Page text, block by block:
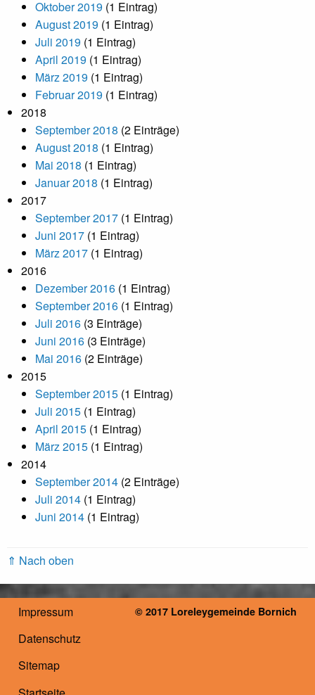
Oktober 2019 (1 Eintrag)
August 2019 (1 Eintrag)
Juli 2019 (1 Eintrag)
April 2019 (1 Eintrag)
März 2019 (1 Eintrag)
Februar 2019 (1 Eintrag)
2018
September 2018 (2 Einträge)
August 2018 (1 Eintrag)
Mai 2018 (1 Eintrag)
Januar 2018 (1 Eintrag)
2017
September 2017 (1 Eintrag)
Juni 2017 (1 Eintrag)
März 2017 (1 Eintrag)
2016
Dezember 2016 (1 Eintrag)
September 2016 (1 Eintrag)
Juli 2016 (3 Einträge)
Juni 2016 (3 Einträge)
Mai 2016 (2 Einträge)
2015
September 2015 (1 Eintrag)
Juli 2015 (1 Eintrag)
April 2015 (1 Eintrag)
März 2015 (1 Eintrag)
2014
September 2014 (2 Einträge)
Juli 2014 (1 Eintrag)
Juni 2014 (1 Eintrag)
⇑ Nach oben
Impressum
Datenschutz
Sitemap
© 2017 Loreleygemeinde Bornich